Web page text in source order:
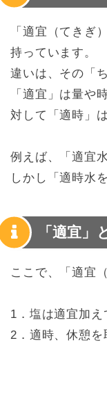
「適宜（てきぎ
持っています。
違いは、その「
「適宜」は量や
対して「適時」
例えば、「適宜
しかし「適時水
「適宜
ここで、「適宜
1．塩は適宜加え
2．適時、休憩を